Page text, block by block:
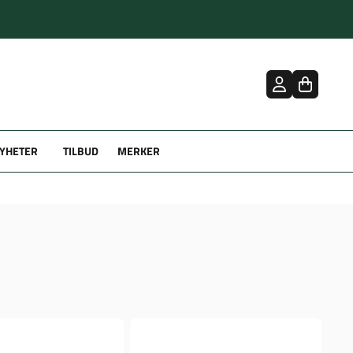
TILBUD MERKER